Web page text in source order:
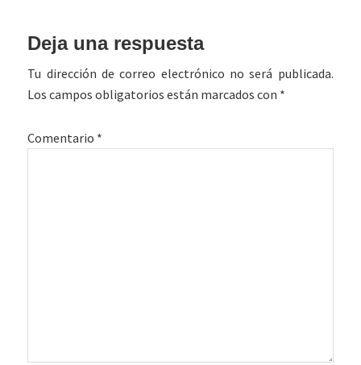
Interacciones
con
los
Deja una respuesta
Tu dirección de correo electrónico no será publicada.
Los campos obligatorios están marcados con *
Comentario *